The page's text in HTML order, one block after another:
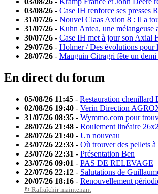
03/08/26 - Case IH renforce ses presses
31/07/26 - Nouvel Claas Axion 8 : Il a
31/07/26 - Kuhn Antea, une mélangeuse
30/07/26 - Case IH met à jour son Axial
29/07/26 - Holmer / Des évolutions pour
28/07/26 - Mauguin Citragri fête un demi
En direct du forum
05/08/26 11:45 - Restauration chenillard
02/08/26 19:40 - Verin Direction
31/07/26 08:35 - Wymmo.com pour
28/07/26 21:48 - Roulement linéaire
28/07/26 21:40 - Un nouveau
23/07/26 22:33 - Où trouver des pellets
23/07/26 22:31 - Présentation Ben
23/07/26 09:01 - PAS DE RELEVAGE
22/07/26 22:12 - Salutations de
20/07/26 18:16 - Renouvellement
↻ Rafraîchir maintenant